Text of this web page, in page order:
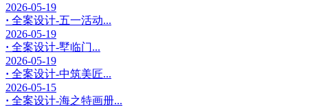
2026-05-19
· 全案设计-五一活动...
2026-05-19
· 全案设计-墅临门...
2026-05-19
· 全案设计-中筑美匠...
2026-05-15
· 全案设计-海之特画册...